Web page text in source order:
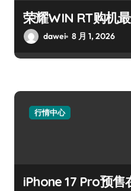
荣耀WIN RT购机
dawei 8 月 1, 2026
行情中心
iPhone 17 Pro预